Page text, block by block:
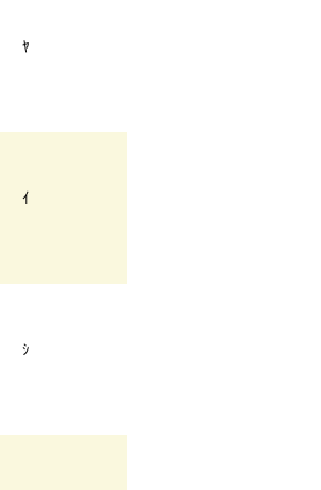
ﾔ
ｲ
ｼ